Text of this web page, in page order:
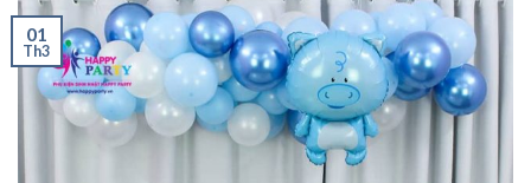
01
Th3